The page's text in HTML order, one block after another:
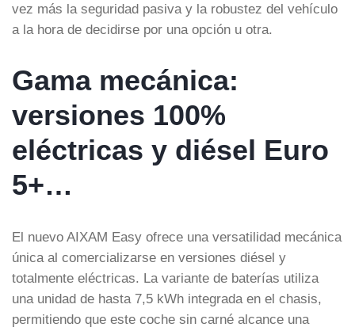
vez más la seguridad pasiva y la robustez del vehículo
a la hora de decidirse por una opción u otra.
Gama mecánica:
versiones 100%
eléctricas y diésel Euro
5+…
El nuevo AIXAM Easy ofrece una versatilidad mecánica
única al comercializarse en versiones diésel y
totalmente eléctricas. La variante de baterías utiliza
una unidad de hasta 7,5 kWh integrada en el chasis,
permitiendo que este coche sin carné alcance una